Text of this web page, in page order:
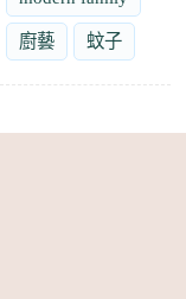
廚藝 蚊子